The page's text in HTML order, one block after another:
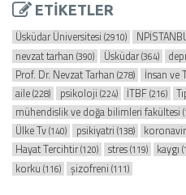
ETİKETLER
Üsküdar Üniversitesi(2910)
nevzat tarhan(390) Üsküdar(364)
Prof. Dr. Nevzat Tarhan(278) İnsan ve
aile(228) psikoloji (224) İTBF(216)
mühendislik ve doğa bilimleri fakültesi
Ülke Tv(140) psikiyatri (138)
Hayat Tercihtir(120) stres(119) kaygı
korku(116) şizofreni (111)